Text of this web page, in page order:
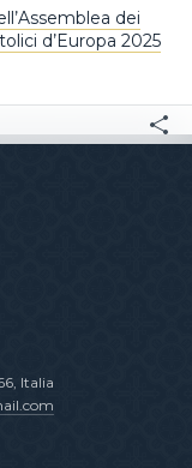
dei
d’Europa 2025
Italia